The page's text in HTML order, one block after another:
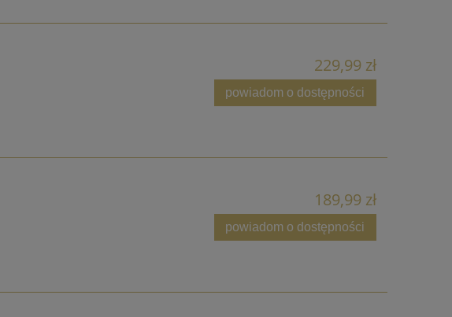
229,99 zł
powiadom o dostępności
189,99 zł
powiadom o dostępności